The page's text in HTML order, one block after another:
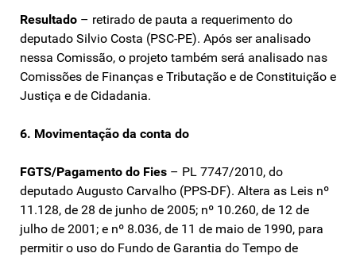
Resultado – retirado de pauta a requerimento do
deputado Silvio Costa (PSC-PE). Após ser analisado
nessa Comissão, o projeto também será analisado nas
Comissões de Finanças e Tributação e de Constituição e
Justiça e de Cidadania.
6. Movimentação da conta do
FGTS/Pagamento do Fies – PL 7747/2010, do
deputado Augusto Carvalho (PPS-DF). Altera as Leis nº
11.128, de 28 de junho de 2005; nº 10.260, de 12 de
julho de 2001; e nº 8.036, de 11 de maio de 1990, para
permitir o uso do Fundo de Garantia do Tempo de